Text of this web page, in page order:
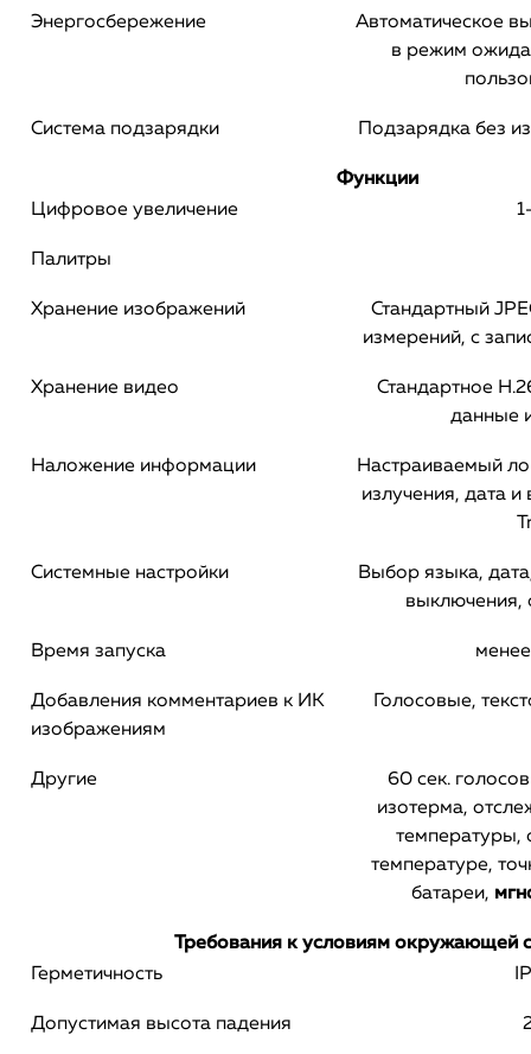
Энергосбережение
Автоматическое
в режим
Система подзарядки Подзарядка без
Функции
Цифровое увеличение
Палитры
Хранение изображений
Стандартный
измерений, с
Хранение видео
Стандартное
данные
Наложение информации
Настраиваемый
излучения, дата и
Системные настройки
Выбор языка,
выключения,
Время запуска
Добавления комментариев к ИК
изображениям
Голосовые,
Другие
60 сек.
изотерма,
температуры,
температуре,
батареи,
Требования к условиям окружающей
Герметичность
Допустимая высота падения